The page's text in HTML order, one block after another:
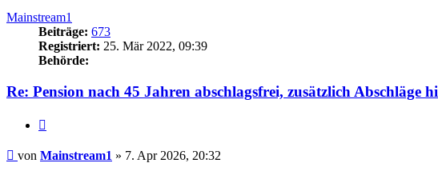
Mainstream1
Beiträge: 673
Registriert: 25. Mär 2022, 09:39
Behörde:
Re: Pension nach 45 Jahren abschlagsfrei, zusätzlich Abschläge
Beitrag
von Mainstream1 » 7. Apr 2026, 20:32